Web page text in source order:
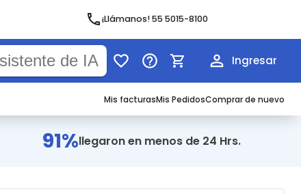
¡Llámanos! 55 5015-8100
Ingresar
Mis facturasMis PedidosComprar de nuevo
91%llegaron en menos de 24 Hrs.